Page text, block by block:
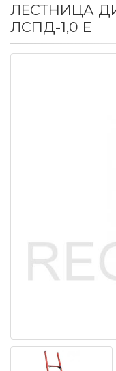
ЛЕСТНИЦА
ЛСПД-1,0 Е